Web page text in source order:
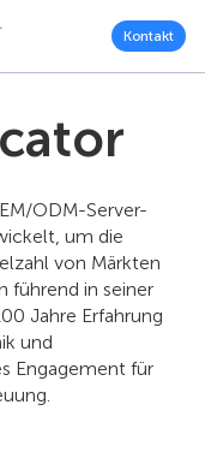
Kontakt
ODM-Server-
um die
von Märkten
führend in seiner
Jahre Erfahrung
und
Engagement für